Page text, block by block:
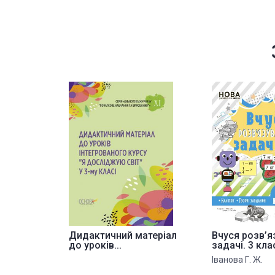
Дидактичний матеріал
до уроків...
Вчуся
задачі. 3
Іванова Г. Ж.